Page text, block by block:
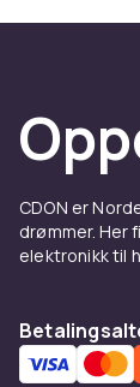
CDON er
drømmer. Her
elektronikk til